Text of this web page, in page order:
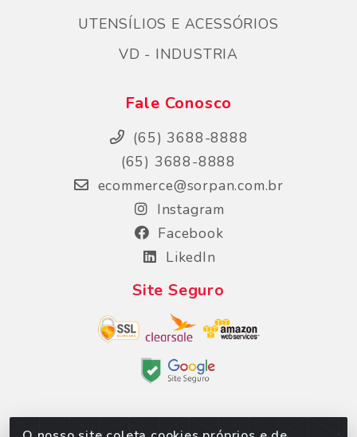
UTENSÍLIOS E ACESSÓRIOS
VD - INDUSTRIA
Fale Conosco
(65) 3688-8888
(65) 3688-8888
ecommerce@sorpan.com.br
Instagram
Facebook
LikedIn
Site Seguro